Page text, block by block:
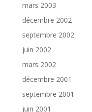
mars 2003
décembre 2002
septembre 2002
juin 2002
mars 2002
décembre 2001
septembre 2001
juin 2001